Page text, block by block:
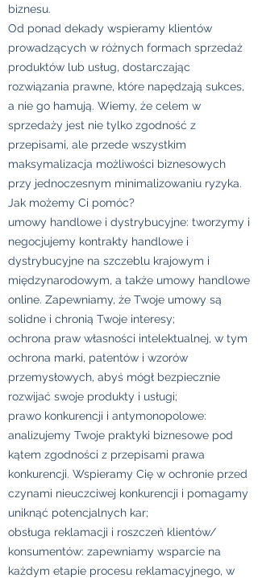
biznesu.
Od ponad dekady wspieramy klientów
prowadzących w różnych formach sprzedaż
produktów lub usług, dostarczając
rozwiązania prawne, które napędzają sukces,
a nie go hamują. Wiemy, że celem w
sprzedaży jest nie tylko zgodność z
przepisami, ale przede wszystkim
maksymalizacja możliwości biznesowych
przy jednoczesnym minimalizowaniu ryzyka.
Jak możemy Ci pomóc?
umowy handlowe i dystrybucyjne: tworzymy i
negocjujemy kontrakty handlowe i
dystrybucyjne na szczeblu krajowym i
międzynarodowym, a także umowy handlowe
online. Zapewniamy, że Twoje umowy są
solidne i chronią Twoje interesy;
ochrona praw własności intelektualnej, w tym
ochrona marki, patentów i wzorów
przemysłowych, abyś mógł bezpiecznie
rozwijać swoje produkty i usługi;
prawo konkurencji i antymonopolowe:
analizujemy Twoje praktyki biznesowe pod
kątem zgodności z przepisami prawa
konkurencji. Wspieramy Cię w ochronie przed
czynami nieuczciwej konkurencji i pomagamy
uniknąć potencjalnych kar;
obsługa reklamacji i roszczeń klientów/
konsumentów: zapewniamy wsparcie na
każdym etapie procesu reklamacyjnego, w